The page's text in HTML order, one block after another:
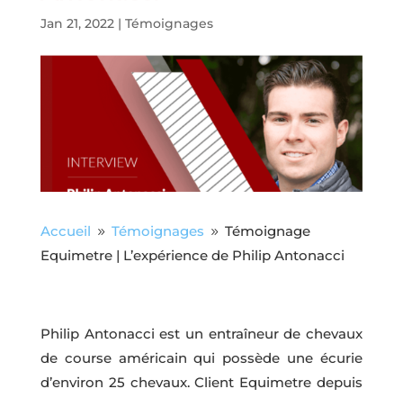
Jan 21, 2022| Témoignages
Accueil 9 Témoignages 9 Témoignage
Equimetre | L’expérience de Philip Antonacci
Philip Antonacci est un entraîneur de chevaux
de course américain qui possède une écurie
d’environ 25 chevaux. Client Equimetre depuis